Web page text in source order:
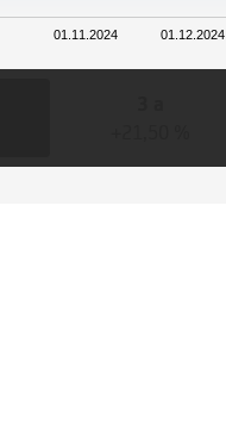
01.11.2024 01.12.2024